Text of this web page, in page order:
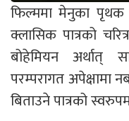
फिल्ममा मेनुका पृथक
क्लासिक पात्रको
बोहेमियन अर्थात्
परम्परागत अपेक्षामा
बिताउनेपात्रको